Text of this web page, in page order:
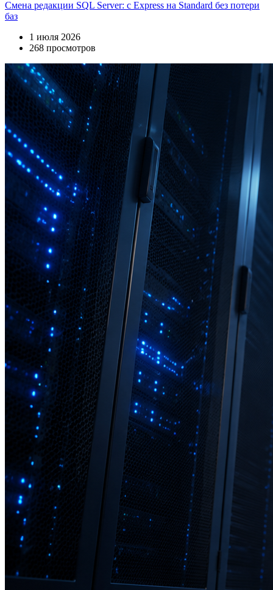
Смена редакции SQL Server: с Express на Standard без потери
баз
1 июля 2026
268 просмотров